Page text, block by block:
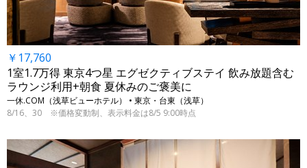
￥17,760
1室1.7万得 東京4つ星 エグゼクティブステイ 飲み放題含む
ラウンジ利用+朝食 夏休みのご褒美に
一休.COM（浅草ビューホテル） • 東京・台東（浅草）
8/16、30 ※価格変動制、表示料金は8/5 9:00時点